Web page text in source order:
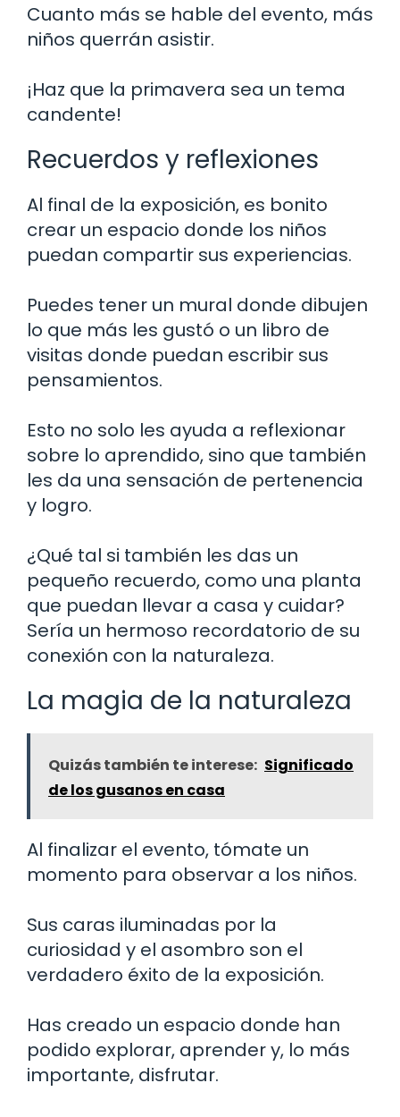
Cuanto más se hable del evento, más
niños querrán asistir.
¡Haz que la primavera sea un tema
candente!
Recuerdos y reflexiones
Al final de la exposición, es bonito
crear un espacio donde los niños
puedan compartir sus experiencias.
Puedes tener un mural donde dibujen
lo que más les gustó o un libro de
visitas donde puedan escribir sus
pensamientos.
Esto no solo les ayuda a reflexionar
sobre lo aprendido, sino que también
les da una sensación de pertenencia
y logro.
¿Qué tal si también les das un
pequeño recuerdo, como una planta
que puedan llevar a casa y cuidar?
Sería un hermoso recordatorio de su
conexión con la naturaleza.
La magia de la naturaleza
Quizás también te interese: Significado
de los gusanos en casa
Al finalizar el evento, tómate un
momento para observar a los niños.
Sus caras iluminadas por la
curiosidad y el asombro son el
verdadero éxito de la exposición.
Has creado un espacio donde han
podido explorar, aprender y, lo más
importante, disfrutar.